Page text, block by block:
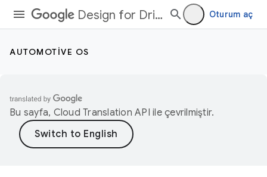
Design for Driving Oturum aç
AUTOMOTIVE OS
Bu sayfa, Cloud Translation API ile çevrilmiştir.